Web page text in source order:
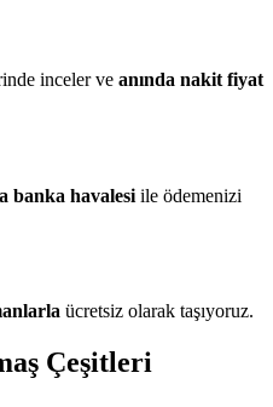
inceler ve anında nakit fiyat
banka havalesi ile ödemenizi
ücretsiz olarak taşıyoruz.
Çeşitleri